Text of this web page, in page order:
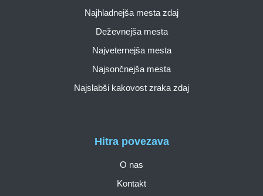
Hitra povezava
O nas
Kontakt
Najhladnejša mesta zdaj
Deževnejša mesta
Najveternejša mesta
Najsončnejša mesta
Najslabši kakovost zraka zdaj